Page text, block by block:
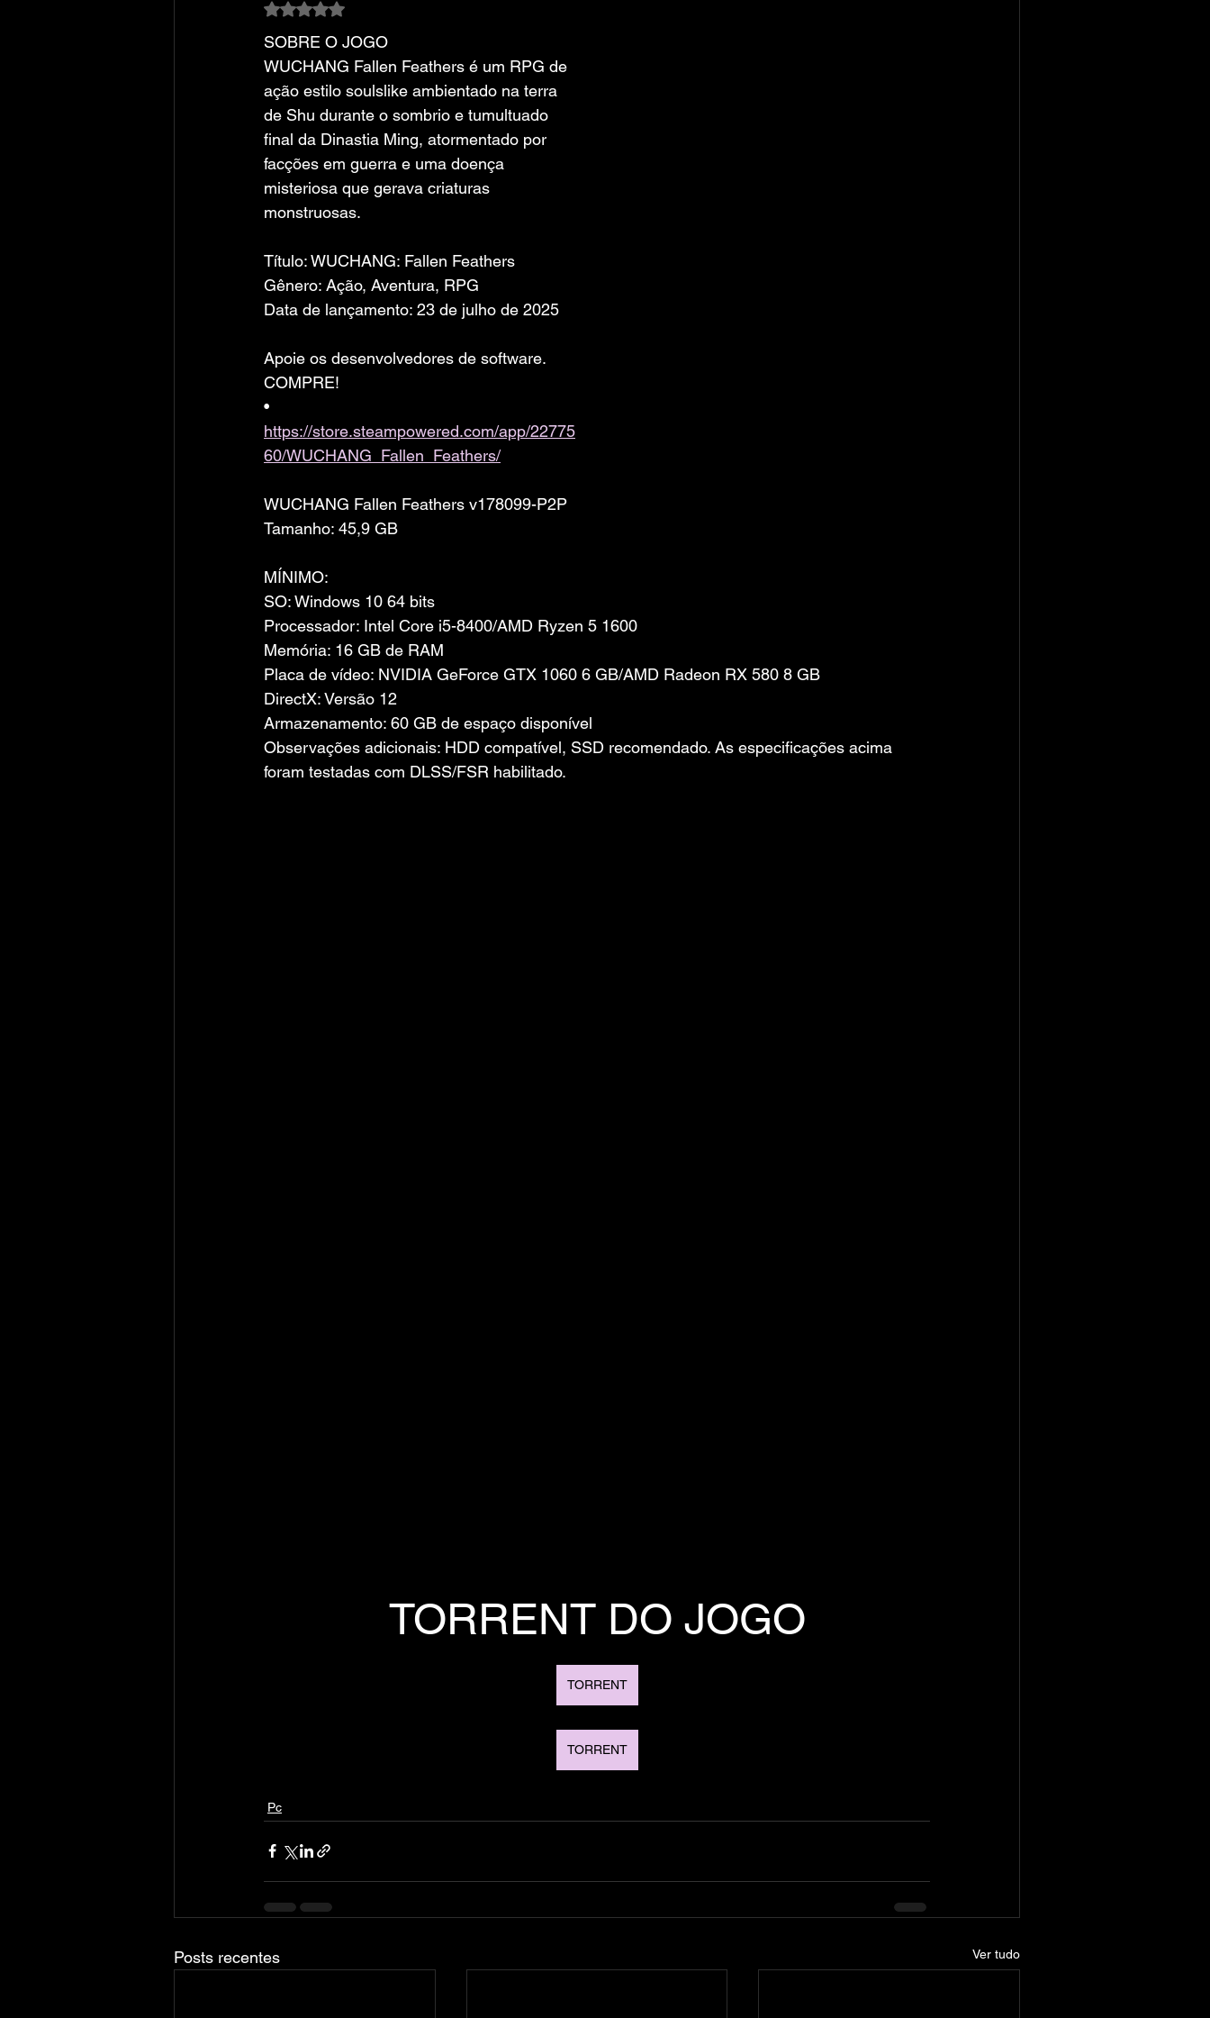
Avaliado com NaN de 5 estrelas.
SOBRE O JOGO
WUCHANG Fallen Feathers é um RPG de
ação estilo soulslike ambientado na terra
de Shu durante o sombrio e tumultuado
final da Dinastia Ming, atormentado por
facções em guerra e uma doença
misteriosa que gerava criaturas
monstruosas.
Título: WUCHANG: Fallen Feathers
Gênero: Ação, Aventura, RPG
Data de lançamento: 23 de julho de 2025
Apoie os desenvolvedores de software.
COMPRE!
•
https://store.steampowered.com/app/22775
60/WUCHANG_Fallen_Feathers/
WUCHANG Fallen Feathers v178099-P2P
Tamanho: 45,9 GB
MÍNIMO:
SO: Windows 10 64 bits
Processador: Intel Core i5-8400/AMD Ryzen 5 1600
Memória: 16 GB de RAM
Placa de vídeo: NVIDIA GeForce GTX 1060 6 GB/AMD Radeon RX 580 8 GB
DirectX: Versão 12
Armazenamento: 60 GB de espaço disponível
Observações adicionais: HDD compatível, SSD recomendado. As especificações acima
foram testadas com DLSS/FSR habilitado.
TORRENT DO JOGO
TORRENT
TORRENT
Pc
Posts recentes Ver tudo